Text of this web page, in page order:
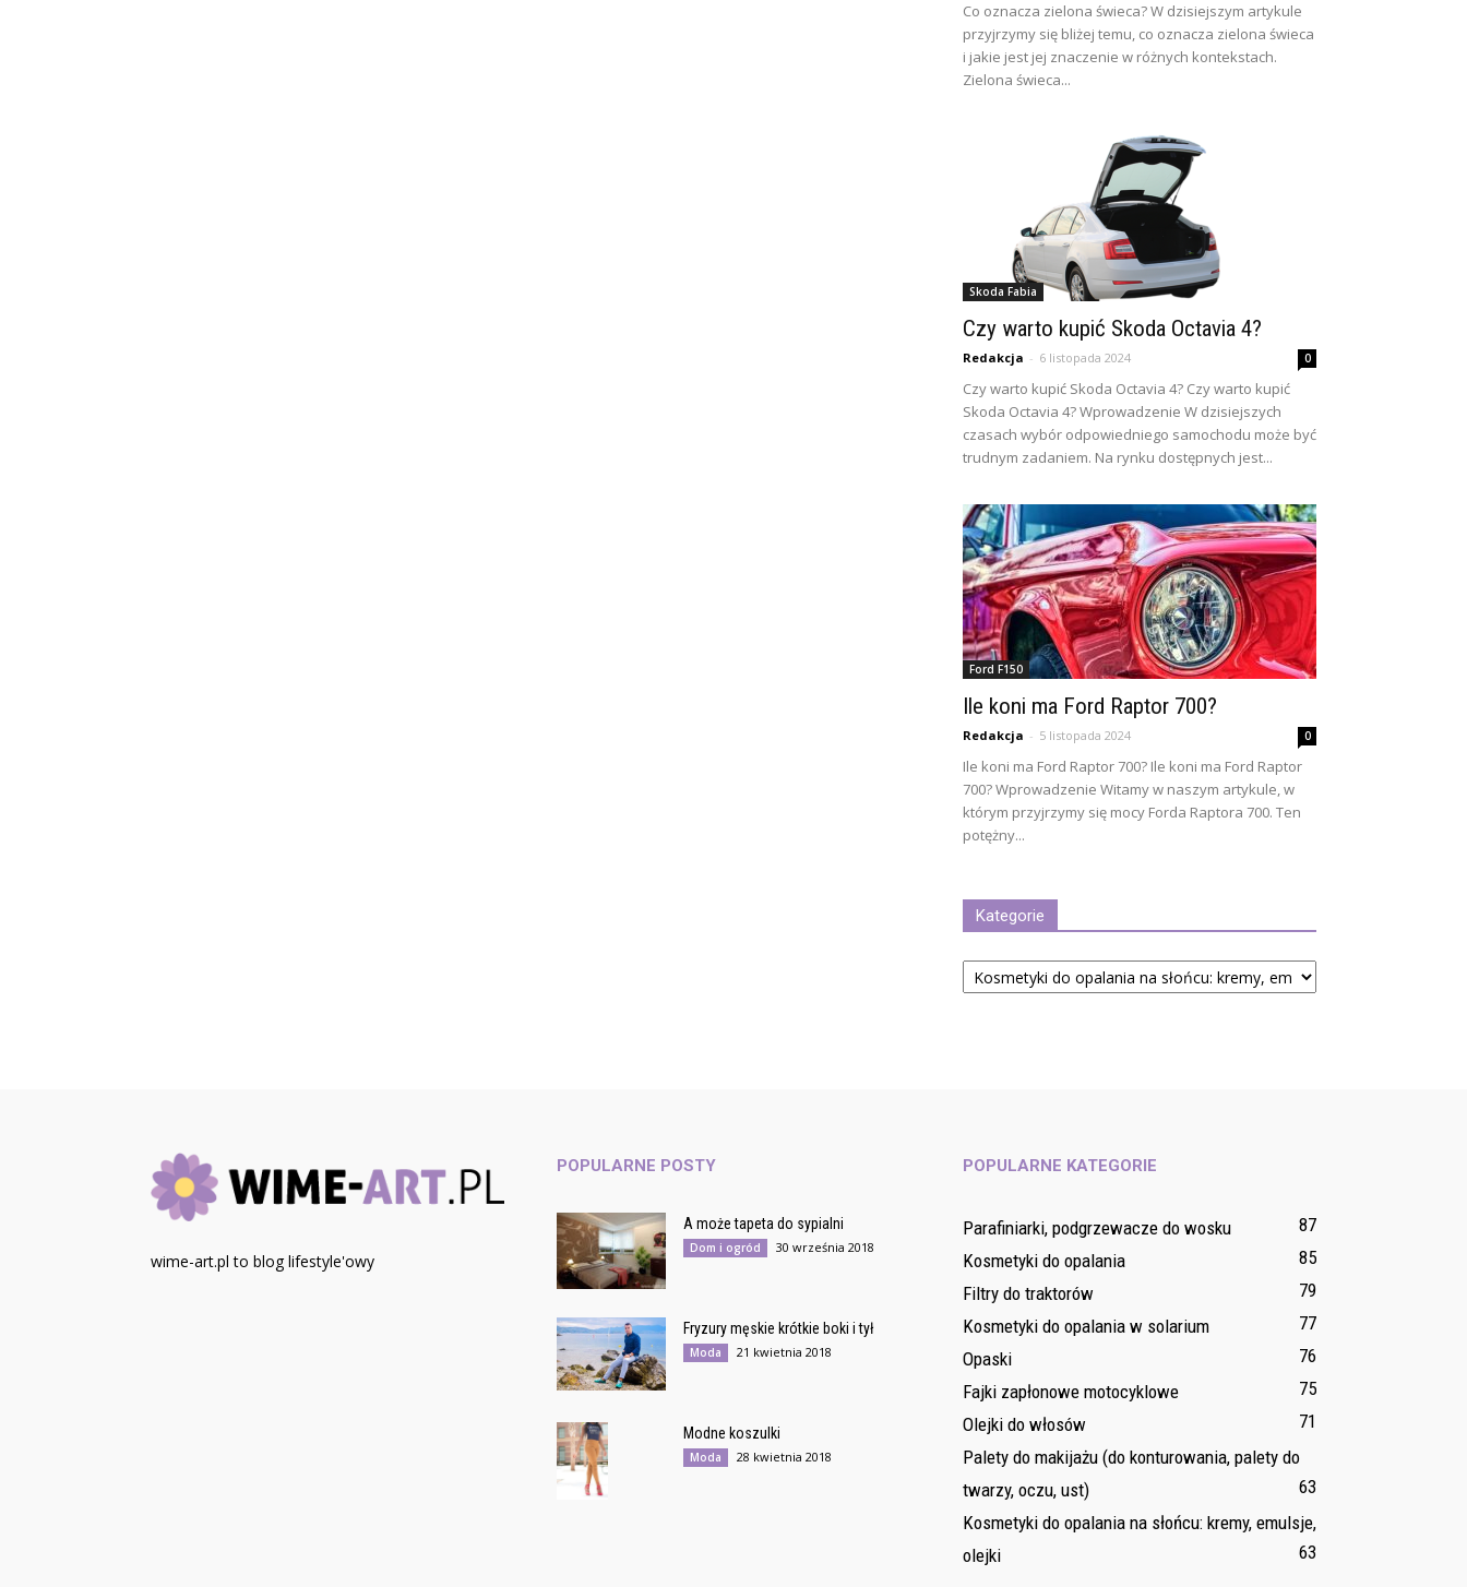
Co oznacza zielona świeca? W dzisiejszym artykule
przyjrzymy się bliżej temu, co oznacza zielona świeca
i jakie jest jej znaczenie w różnych kontekstach.
Zielona świeca...
Skoda Fabia
Czy warto kupić Skoda Octavia 4?
Redakcja - 6 listopada 2024 0
Czy warto kupić Skoda Octavia 4? Czy warto kupić
Skoda Octavia 4? Wprowadzenie W dzisiejszych
czasach wybór odpowiedniego samochodu może być
trudnym zadaniem. Na rynku dostępnych jest...
Ford F150
Ile koni ma Ford Raptor 700?
Redakcja - 5 listopada 2024 0
Ile koni ma Ford Raptor 700? Ile koni ma Ford Raptor
700? Wprowadzenie Witamy w naszym artykule, w
którym przyjrzymy się mocy Forda Raptora 700. Ten
potężny...
Kategorie
Kategorie
wime-art.pl to blog lifestyle'owy
POPULARNE POSTY
A może tapeta do sypialni
Dom i ogród 30 września 2018
Fryzury męskie krótkie boki i tył
Moda 21 kwietnia 2018
Modne koszulki
Moda 28 kwietnia 2018
POPULARNE KATEGORIE
Parafiniarki, podgrzewacze do wosku
87
Kosmetyki do opalania
85
Filtry do traktorów
79
Kosmetyki do opalania w solarium
77
Opaski
76
Fajki zapłonowe motocyklowe
75
Olejki do włosów
71
Palety do makijażu (do konturowania, palety do
twarzy, oczu, ust)
63
Kosmetyki do opalania na słońcu: kremy, emulsje,
olejki
63